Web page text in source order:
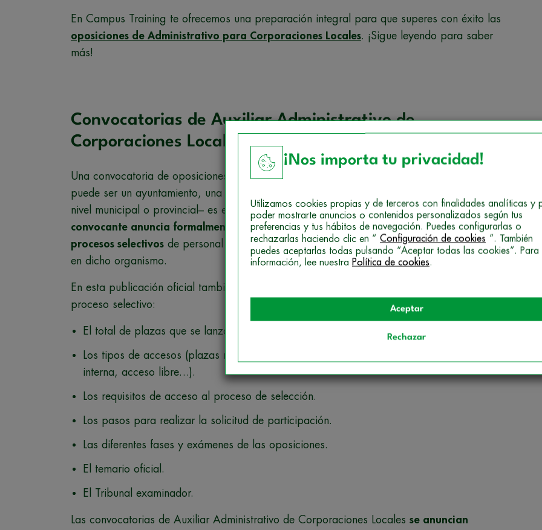
En Campus Training te ofrecemos una preparación integral para que superes con éxito las
oposiciones de Administrativo para Corporaciones Locales. ¡Sigue leyendo para saber
más!
Convocatorias de Auxiliar Administrativo de
Corporaciones Locales: ¿en qué consisten?
Una convocatoria de oposiciones de Auxiliar Administrativo de una Corporación Local –que
puede ser un ayuntamiento, una universidad, una diputación u otro tipo de organismo de
nivel municipal o provincial– es en una resolución oficial. En esta resolución,el organismo
convocante anuncia formalmente cómo serán las fases y procedimientos que regirán los
procesos selectivos de personal para cubrir las plazas de Auxiliar Administrativo ofertadas
en dicho organismo.
En esta publicación oficial también se recogen absolutamente todos los detalles sobre el
proceso selectivo:
El total de plazas que se lanzan.
Los tipos de accesos (plazas reservadas a personas con discapacidad, promoción
interna, acceso libre…).
Los requisitos de acceso al proceso de selección.
Los pasos para realizar la solicitud de participación.
Las diferentes fases y exámenes de las oposiciones.
El temario oficial.
El Tribunal examinador.
Las convocatorias de Auxiliar Administrativo de Corporaciones Locales se anuncian
¡Nos importa tu privacidad!
Utilizamos cookies propias y de terceros con finalidades analíticas y
poder mostrarte anuncios o contenidos personalizados según tus
preferencias y tus hábitos de navegación. Puedes configurarlas o
rechazarlas haciendo clic en “ Configuración de cookies ”. También
puedes aceptarlas todas pulsando “Aceptar todas las cookies”. Para
información, lee nuestra Política de cookies.
Aceptar
Rechazar